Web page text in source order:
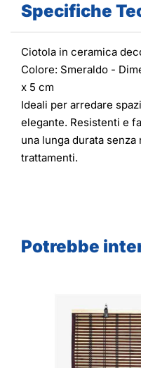
Specifiche
Ciotola in ceramica
Colore: Smeraldo -
x 5 cm
Ideali per arredare
elegante. Resistenti e
una lunga durata
trattamenti.
Potrebbe